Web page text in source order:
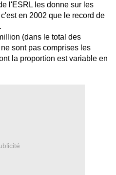
l'ESRL les donne sur les
en 2002 que le record de
(dans le total des
sont pas comprises les
la proportion est variable en